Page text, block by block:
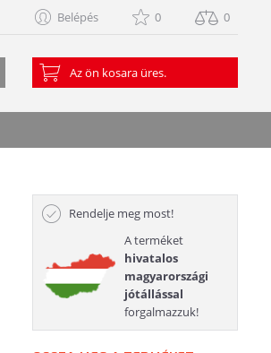
Belépés 0 0
Az ön kosara üres.
Rendelje meg most!
A terméket
hivatalos
magyarországi
jótállással
forgalmazzuk!